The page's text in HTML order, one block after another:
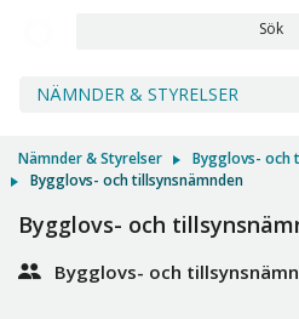
Sök
NÄMNDER & STYRELSER
Nämnder & Styrelser
Bygglovs- och
Bygglovs- och tillsynsnämnden
Bygglovs- och
Bygglovs- och